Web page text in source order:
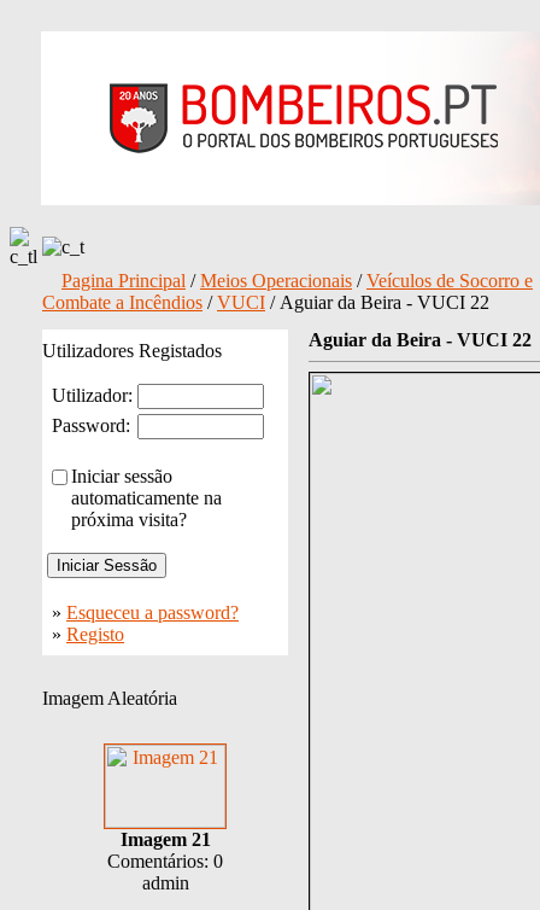
Pagina Principal /Meios Operacionais /Veículos de Socorro e
Combate a Incêndios /VUCI / Aguiar da Beira - VUCI 22
Utilizadores Registados
Utilizador:
Password:
Iniciar sessão
automaticamente na
próxima visita?
» Esqueceu a password?
» Registo
Imagem Aleatória
Imagem 21
Comentários: 0
admin
Aguiar da Beira - VUCI 22